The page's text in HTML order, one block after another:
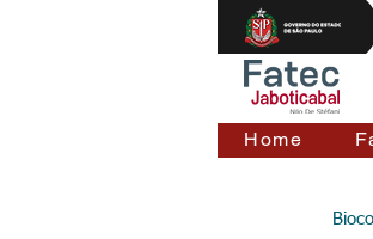
Home